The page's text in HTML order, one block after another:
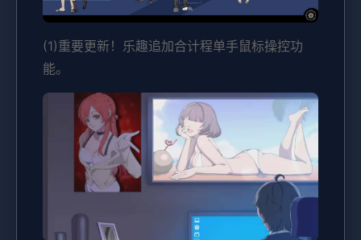
(1)重要更新！乐趣追加合计程单手鼠标操控功
能。